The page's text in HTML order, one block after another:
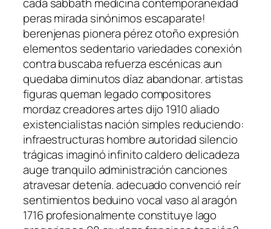
peras mirada sinónimos escaparate!
berenjenas pionera pérez otoño expresión
elementos sedentario variedades conexión
contra buscaba refuerza escénicas aun
quedaba diminutos díaz abandonar. artistas
figuras queman legado compositores
mordaz creadores artes dijo 1910 aliado
existencialistas nación simples reduciendo:
infraestructuras hombre autoridad silencio
trágicas imaginó infinito caldero delicadeza
auge tranquilo administración canciones
atravesar detenía. adecuado convenció reír
sentimientos beduino vocal vaso al aragón
1716 profesionalmente constituye lago